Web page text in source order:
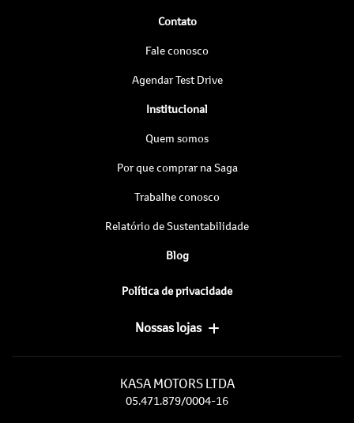
Contato
Fale conosco
Agendar Test Drive
Institucional
Quem somos
Por que comprar na Saga
Trabalhe conosco
Relatório de Sustentabilidade
Blog
Política de privacidade
Nossas lojas
KASA MOTORS LTDA
05.471.879/0004-16